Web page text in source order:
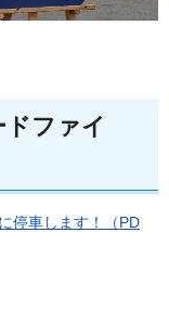
ファイ
停車します！（PD